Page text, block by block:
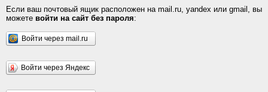
Если ваш почтовый ящик расположен на mail.ru, yandex или gmail, вы
можете войти на сайт без пароля:
Войти через mail.ru
Войти через Яндекс